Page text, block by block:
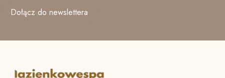
Dołącz do newslettera